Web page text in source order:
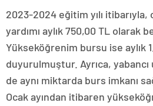
2023-2024 eğitim yılı
yardımı aylık 750,00 TL olarak
Yükseköğrenim bursu ise aylık
duyurulmuştur. Ayrıca,
de aynı miktarda burs imkanı
Ocak ayından itibaren